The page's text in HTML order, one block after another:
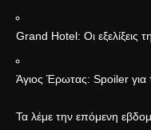
Grand Hotel: Οι εξελίξεις
Άγιος Έρωτας: Spoiler για
Τα λέμε την επόμενη